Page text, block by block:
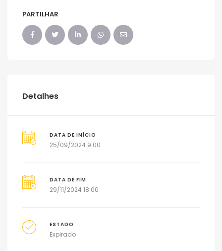
PARTILHAR
Detalhes
DATA DE INÍCIO
25/09/2024 9:00
DATA DE FIM
29/11/2024 18:00
ESTADO
Expirado